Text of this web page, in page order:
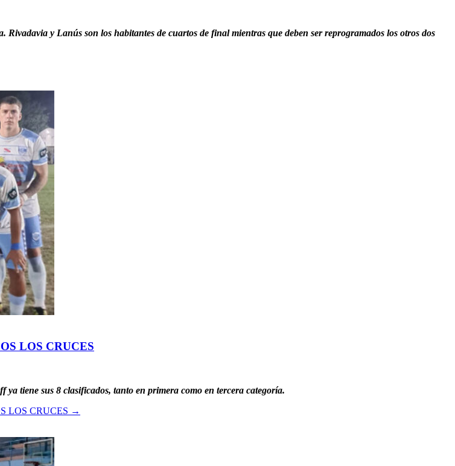
y Lanús son los habitantes de cuartos de final mientras que deben ser reprogramados los otros dos
LOS CRUCES
tiene sus 8 clasificados, tanto en primera como en tercera categoría.
LOS CRUCES →